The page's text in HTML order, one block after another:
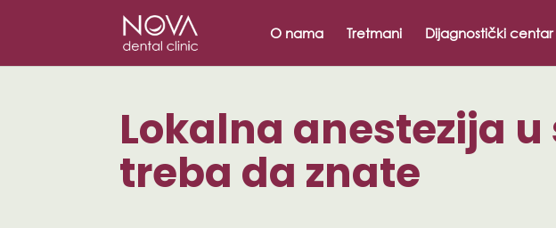
O nama Tretmani Dijagnostički centar
Lokalna anestezija
treba da znate